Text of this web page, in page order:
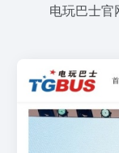
电玩巴士官